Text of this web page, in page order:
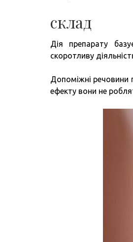
склад
Дія препарату
скоротливу
Допоміжні речовини
ефекту вони не